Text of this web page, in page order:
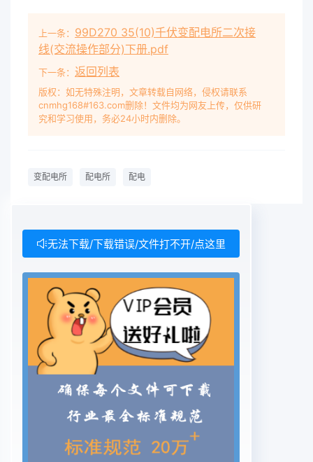
上一条： 99D270 35(10)千伏变配电所二次接
线(交流操作部分)下册.pdf
下一条： 返回列表
版权：如无特殊注明，文章转载自网络，侵权请联系
cnmhg168#163.com删除！文件均为网友上传，仅供研
究和学习使用，务必24小时内删除。
变配电所 配电所 配电
无法下载/下载错误/文件打不开/点这里